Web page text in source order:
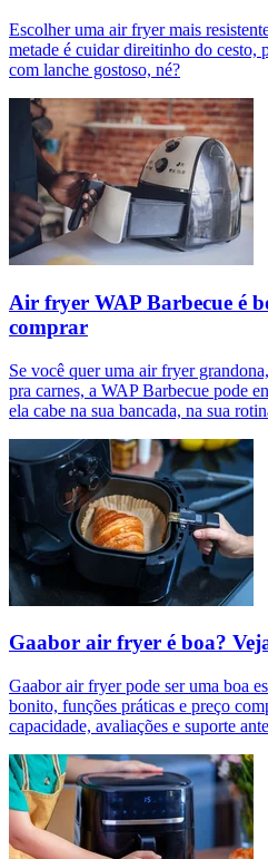
Escolher uma air fryer mais
metade é cuidar direitinho do cesto,
com lanche gostoso, né?
Air fryer WAP Barbecue é
comprar
Se você quer uma air fryer
pra carnes, a WAP Barbecue pode
ela cabe na sua bancada, na sua
Gaabor air fryer é boa?
Gaabor air fryer pode ser uma boa
bonito, funções práticas e preço
capacidade, avaliações e suporte